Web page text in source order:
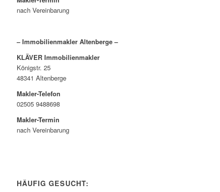
nach Vereinbarung
– Immobilienmakler Altenberge –
KLÄVER Immobilienmakler
Königstr. 25
48341 Altenberge
Makler-Telefon
02505 9488698
Makler-Termin
nach Vereinbarung
HÄUFIG GESUCHT: